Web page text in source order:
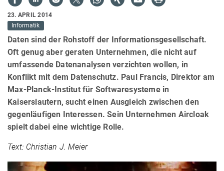
23. APRIL 2014
Informatik
Daten sind der Rohstoff der Informationsgesellschaft.
Oft genug aber geraten Unternehmen, die nicht auf
umfassende Datenanalysen verzichten wollen, in
Konflikt mit dem Datenschutz. Paul Francis, Direktor am
Max-Planck-Institut für Softwaresysteme in
Kaiserslautern, sucht einen Ausgleich zwischen den
gegenläufigen Interessen. Sein Unternehmen Aircloak
spielt dabei eine wichtige Rolle.
Text: Christian J. Meier